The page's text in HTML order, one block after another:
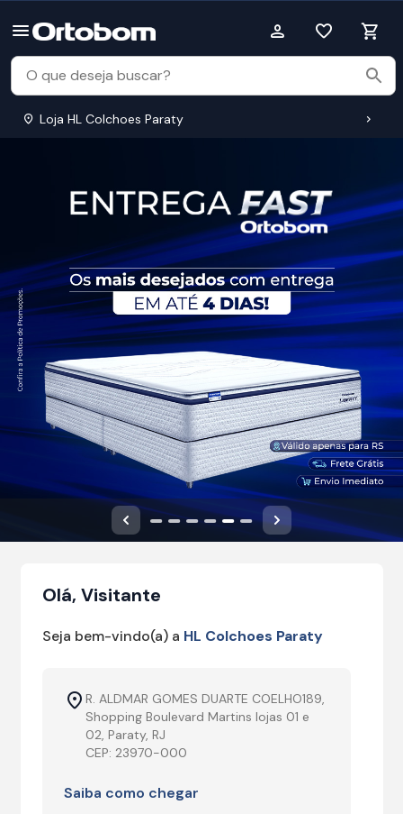
Loja HL Colchoes Paraty
Anterior Próximo
Olá, Visitante
Seja bem-vindo(a) a HL Colchoes Paraty
R. ALDMAR GOMES DUARTE COELHO189,
Shopping Boulevard Martins lojas 01 e
02, Paraty, RJ
CEP: 23970-000
Saiba como chegar